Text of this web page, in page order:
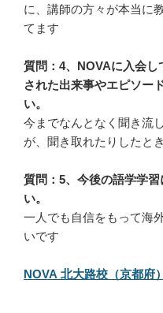
に、講師の方々が本当に
てます
質問：4、NOVAに入会
された出来事やエピソー
い。
今までなんとなく聞き流
が、聞き取れたりしたと
質問：5、今後の語学学
い。
一人でも自信をもって海
いです
NOVA 北大路校（京都府